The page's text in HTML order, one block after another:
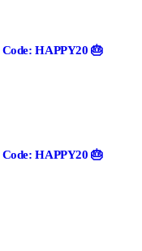
Code: HAPPY20🎂
Code: HAPPY20🎂